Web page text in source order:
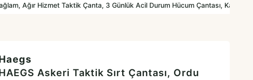
Ağır Hizmet Taktik Çanta, 3 Günlük Acil Durum Hücum Çantası,
Askeri Taktik Sırt Çantası, Ordu